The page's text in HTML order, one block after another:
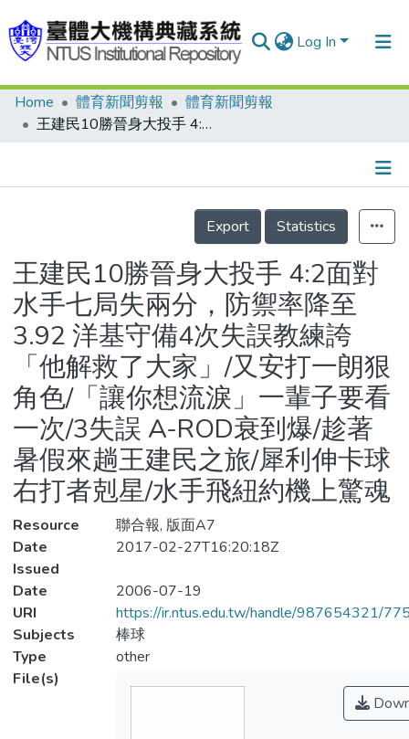
Log In
Communities & Collections
Statistics
Home 體育新聞剪報
體育新聞剪報
王建民10勝晉身大投手 4:2面對水手七局失兩分，防禦率降至3.92 洋基守備4次失誤教練誇「他解救了大家」/又安打一朗狠角色/「讓你想流淚」一輩子要看一次/3失誤 A-ROD衰到爆/趁著暑假來趟王建民之旅/犀利伸卡球 右打者剋星/水手飛紐約機上驚魂
Details
Export
Statistics
王建民10勝晉身大投手 4:2面對
水手七局失兩分，防禦率降至
3.92 洋基守備4次失誤教練誇
「他解救了大家」/又安打一朗狠
角色/「讓你想流淚」一輩子要看
一次/3失誤 A-ROD衰到爆/趁著
暑假來趟王建民之旅/犀利伸卡球
右打者剋星/水手飛紐約機上驚魂
Resource
聯合報, 版面A7
Date
Issued
2017-02-27T16:20:18Z
Date
2006-07-19
URI
https://ir.ntus.edu.tw/handle/987654321/
Subjects
棒球
Type
other
File(s)